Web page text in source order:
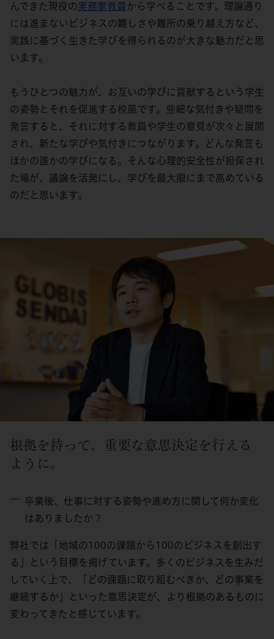
んできた現役の実務家教員 から学べることです。理論通り
には進まないビジネスの難しさや難所の乗り越え方など、
実践に基づく生きた学びを得られるのが大きな魅力だと思
います。
もうひとつの魅力が、お互いの学びに貢献するという学生
の姿勢とそれを促進する校風です。些細な気付きや疑問を
発言すると、それに対する教員や学生の意見が次々と展開
され、新たな学びや気付きにつながります。どんな発言も
ほかの誰かの学びになる。そんな心理的安全性が担保され
た場が、議論を活発にし、学びを最大限にまで高めている
のだと思います。
根拠を持って、重要な意思決定を行える
ように。
卒業後、仕事に対する姿勢や進め方に関して何か変化
はありましたか？
弊社では「地域の100の課題から100のビジネスを創出す
る」という目標を掲げています。多くのビジネスを生みだ
していく上で、「どの課題に取り組むべきか、どの事業を
継続するか」といった意思決定が、より根拠のあるものに
変わってきたと感じています。